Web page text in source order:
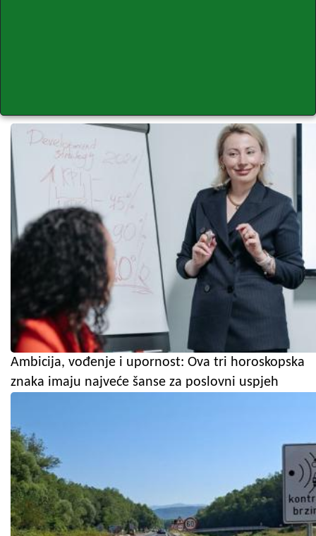
Ambicija, vođenje i upornost: Ova tri horoskopska
znaka imaju najveće šanse za poslovni uspjeh